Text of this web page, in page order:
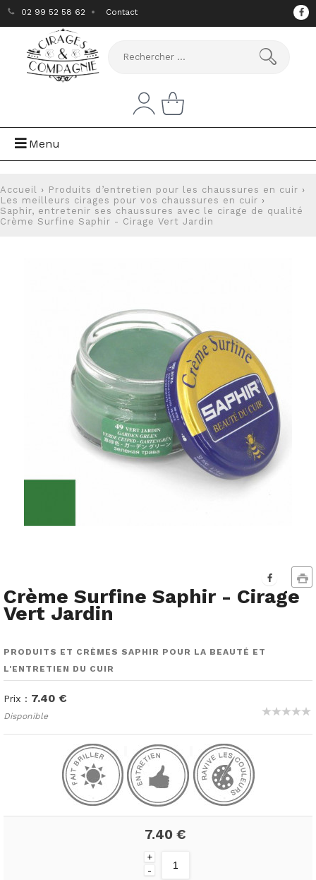
02 99 52 58 62 Contact
Menu
Accueil › Produits d’entretien pour les chaussures en cuir ›
Les meilleurs cirages pour vos chaussures en cuir ›
Saphir, entretenir ses chaussures avec le cirage de qualité
Crème Surfine Saphir - Cirage Vert Jardin
Crème Surfine Saphir - Cirage
Vert Jardin
PRODUITS ET CRÈMES SAPHIR POUR LA BEAUTÉ ET
L'ENTRETIEN DU CUIR
Prix : 7.40 €
Disponible
7.40 €
+
-